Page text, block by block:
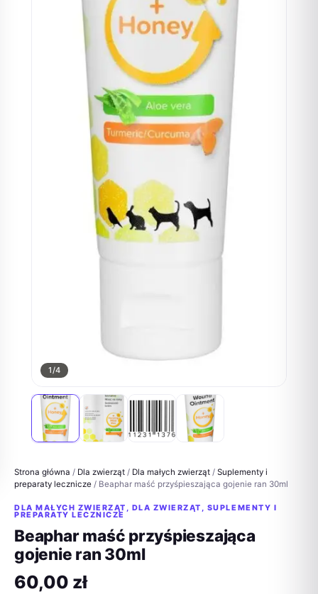
1/4
Strona główna / Dla zwierząt / Dla małych zwierząt / Suplementy i
preparaty lecznicze / Beaphar maść przyśpieszająca gojenie ran 30ml
DLA MAŁYCH ZWIERZĄT , DLA ZWIERZĄT , SUPLEMENTY I
PREPARATY LECZNICZE
Beaphar maść przyśpieszająca
gojenie ran 30ml
60,00 zł